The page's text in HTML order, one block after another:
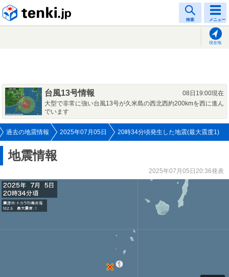
検索 メニュー
現在地
台風13号情報
08日19:00現在
大型で非常に強い台風13号が久米島の西北西約200kmを西に進ん
でいます
過去の地震情報 2025年07月05日 20時34分頃発生した地震(最大震度1)
地震情報
2025年07月05日20:36発表